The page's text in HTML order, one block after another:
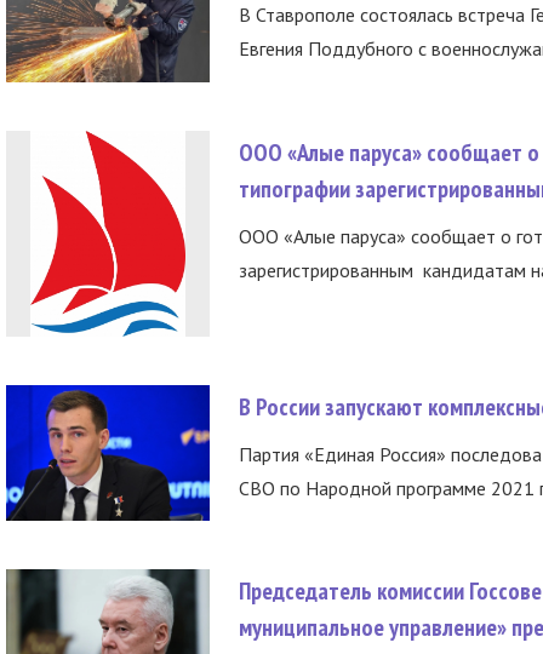
В Ставрополе состоялась встреча
Евгения Поддубного с
ООО «Алые паруса» сообщает о
типографии
ООО «Алые паруса» сообщает о
зарегистрированным кандидатам
В России запускают
Партия «Единая Россия»
СВО по Народной программе 2021
Председатель комиссии
муниципальное управление»